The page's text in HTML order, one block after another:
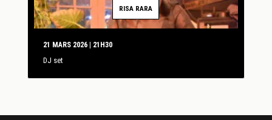
RISA RARA
21 MARS 2026 | 21H30
DJ set